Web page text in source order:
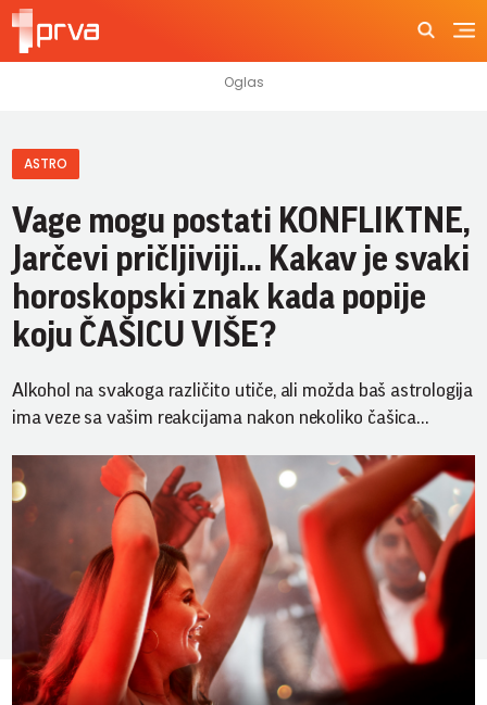
ASTRO
Vage mogu postati KONFLIKTNE,
Jarčevi pričljiviji... Kakav je svaki
horoskopski znak kada popije
koju ČAŠICU VIŠE?
Alkohol na svakoga različito utiče, ali možda baš astrologija
ima veze sa vašim reakcijama nakon nekoliko čašica...